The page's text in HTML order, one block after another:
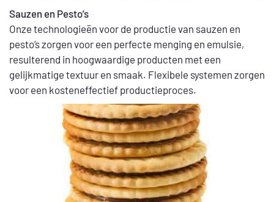
Sauzen en Pesto’s
Onze technologieën voor de productie van sauzen en
pesto’s zorgen voor een perfecte menging en emulsie,
resulterend in hoogwaardige producten met een
gelijkmatige textuur en smaak. Flexibele systemen zorgen
voor een kosteneffectief productieproces.